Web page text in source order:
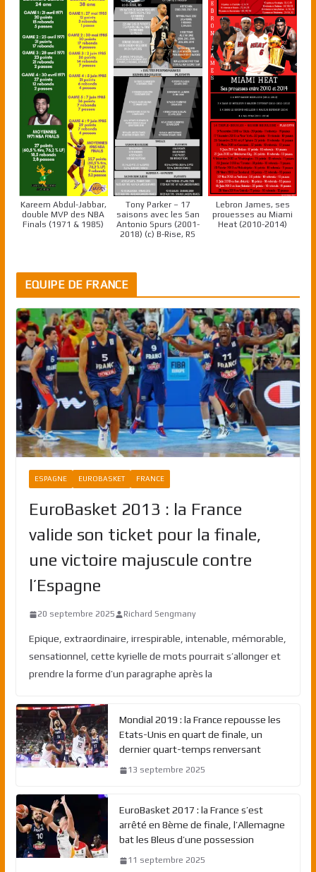
Kareem Abdul-Jabbar,
double MVP des NBA
Finals (1971 & 1985)
Tony Parker – 17
saisons avec les San
Antonio Spurs (2001-
2018) (c) B-Rise, RS
Lebron James, ses
prouesses au Miami
Heat (2010-2014)
EQUIPE DE FRANCE
ESPAGNE EUROBASKET FRANCE
EuroBasket 2013 : la France
valide son ticket pour la finale,
une victoire majuscule contre
l’Espagne
20 septembre 2025 Richard Sengmany
Epique, extraordinaire, irrespirable, intenable, mémorable,
sensationnel, cette kyrielle de mots pourrait s’allonger et
prendre la forme d’un paragraphe après la
Mondial 2019 : la France repousse les
Etats-Unis en quart de finale, un
dernier quart-temps renversant
13 septembre 2025
EuroBasket 2017 : la France s’est
arrêté en 8ème de finale, l’Allemagne
bat les Bleus d’une possession
11 septembre 2025